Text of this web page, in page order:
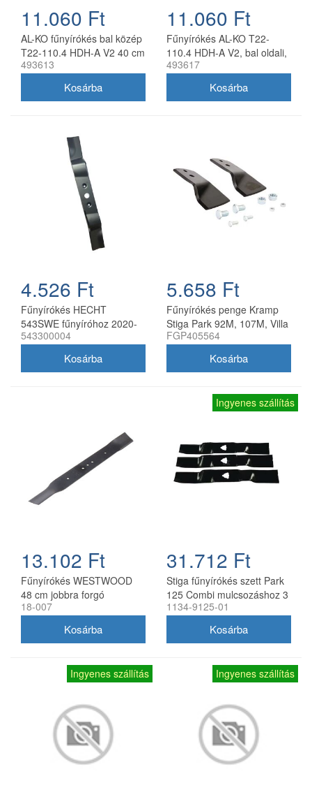
11.060 Ft
AL-KO fűnyírókés bal közép
T22-110.4 HDH-A V2 40 cm
493613
11.060 Ft
Fűnyírókés AL-KO T22-
110.4 HDH-A V2, bal oldali,
40 cm
493617
4.526 Ft
Fűnyírókés HECHT
543SWE fűnyíróhoz 2020-
21
543300004
5.658 Ft
Fűnyírókés penge Kramp
Stiga Park 92M, 107M, Villa
92M, 107M 170 mm
FGP405564
13.102 Ft
Fűnyírókés WESTWOOD
48 cm jobbra forgó
18-007
Ingyenes szállítás
31.712 Ft
Stiga fűnyírókés szett Park
125 Combi mulcsozáshoz 3
db
1134-9125-01
Ingyenes szállítás Ingyenes szállítás